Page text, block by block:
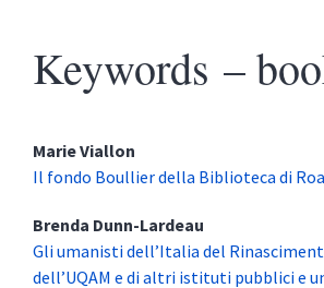
Keywords –
MarieViallon
Il fondo Boullier della Biblioteca di
Brenda Dunn-Lardeau
Gli umanisti dell’Italia del
dell’UQAM e di altri istituti pubblici e